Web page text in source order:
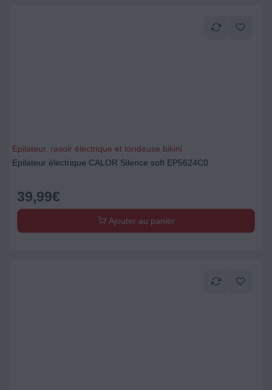
Epilateur, rasoir électrique et tondeuse bikini
Epilateur électrique CALOR Silence soft EP5624C0
39,99€
Ajouter au panier